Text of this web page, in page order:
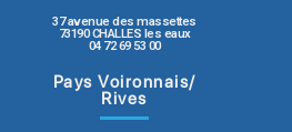
37 avenue des massettes
73190 CHALLES les eaux
04 72 69 53 00
Pays Voironnais/
Rives